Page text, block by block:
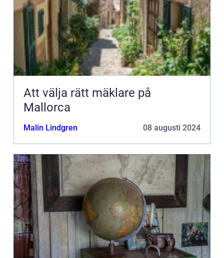
Att välja rätt mäklare på
Mallorca
Malin Lindgren 08 augusti 2024